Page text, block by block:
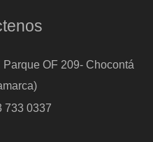
OF 209- Chocontá
733 0337